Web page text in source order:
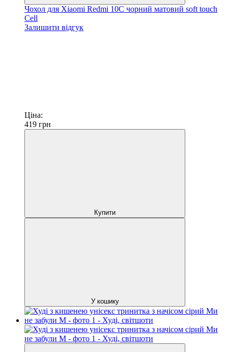
Чохол для Xiaomi Redmi 10C чорний матовий soft touch
Cell
Залишити відгук
Ціна:
419 грн
Купити
У кошику